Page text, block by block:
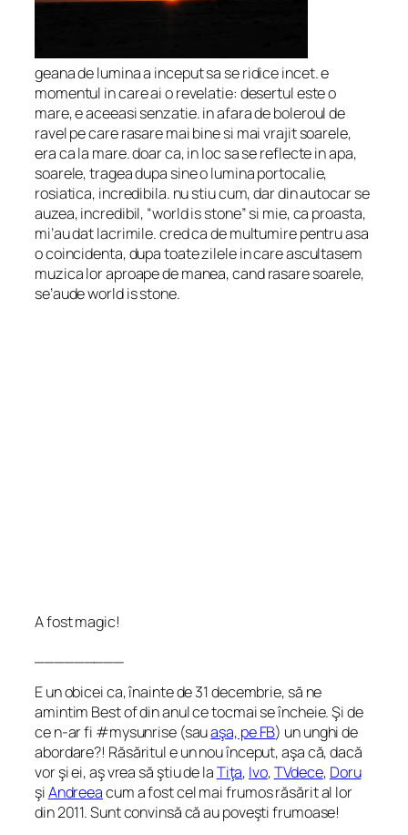
geana de lumina a inceput sa se ridice incet. e
momentul in care ai o revelatie: desertul este o
mare, e aceeasi senzatie. in afara de boleroul de
ravel pe care rasare mai bine si mai vrajit soarele,
era ca la mare. doar ca, in loc sa se reflecte in apa,
soarele, tragea dupa sine o lumina portocalie,
rosiatica, incredibila. nu stiu cum, dar din autocar se
auzea, incredibil, “world is stone” si mie, ca proasta,
mi’au dat lacrimile. cred ca de multumire pentru asa
o coincidenta, dupa toate zilele in care ascultasem
muzica lor aproape de manea, cand rasare soarele,
se’aude world is stone.
A fost magic!
_________
E un obicei ca, înainte de 31 decembrie, să ne
amintim Best of din anul ce tocmai se încheie. Şi de
ce n-ar fi #mysunrise (sauaşa, pe FB) un unghi de
abordare?! Răsăritul e un nou început, aşa că, dacă
vor şi ei, aş vrea să ştiu de laTiţa, Ivo,TVdece, Doru
şiAndreeacum a fost cel mai frumos răsărit al lor
din 2011. Sunt convinsă că au poveşti frumoase!